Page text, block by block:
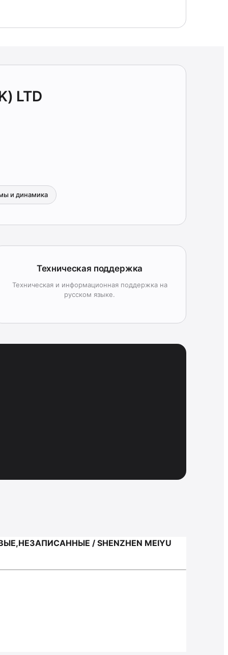
LTD
и динамика
Техническая поддержка
Техническая и информационная поддержка на
русском языке.
/ SHENZHEN MEIYU